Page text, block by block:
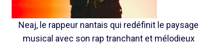
Neaj, le rappeur nantais qui redéfinit le paysage
musical avec son rap tranchant et mélodieux